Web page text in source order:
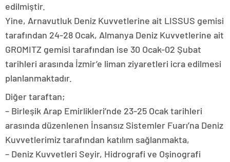
edilmiştir.
Yine, Arnavutluk Deniz Kuvvetlerine ait LISSUS gemisi
tarafından 24-28 Ocak, Almanya Deniz Kuvvetlerine ait
GROMITZ gemisi tarafından ise 30 Ocak-02 Şubat
tarihleri arasında İzmir’e liman ziyaretleri icra edilmesi
planlanmaktadır.
Diğer taraftan;
– Birleşik Arap Emirlikleri’nde 23-25 Ocak tarihleri
arasında düzenlenen İnsansız Sistemler Fuarı’na Deniz
Kuvvetlerimiz tarafından katılım sağlanmakta,
– Deniz Kuvvetleri Seyir, Hidrografi ve Oşinografi